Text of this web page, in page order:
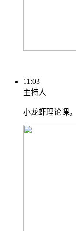
11:03
主持人
小龙虾理论课